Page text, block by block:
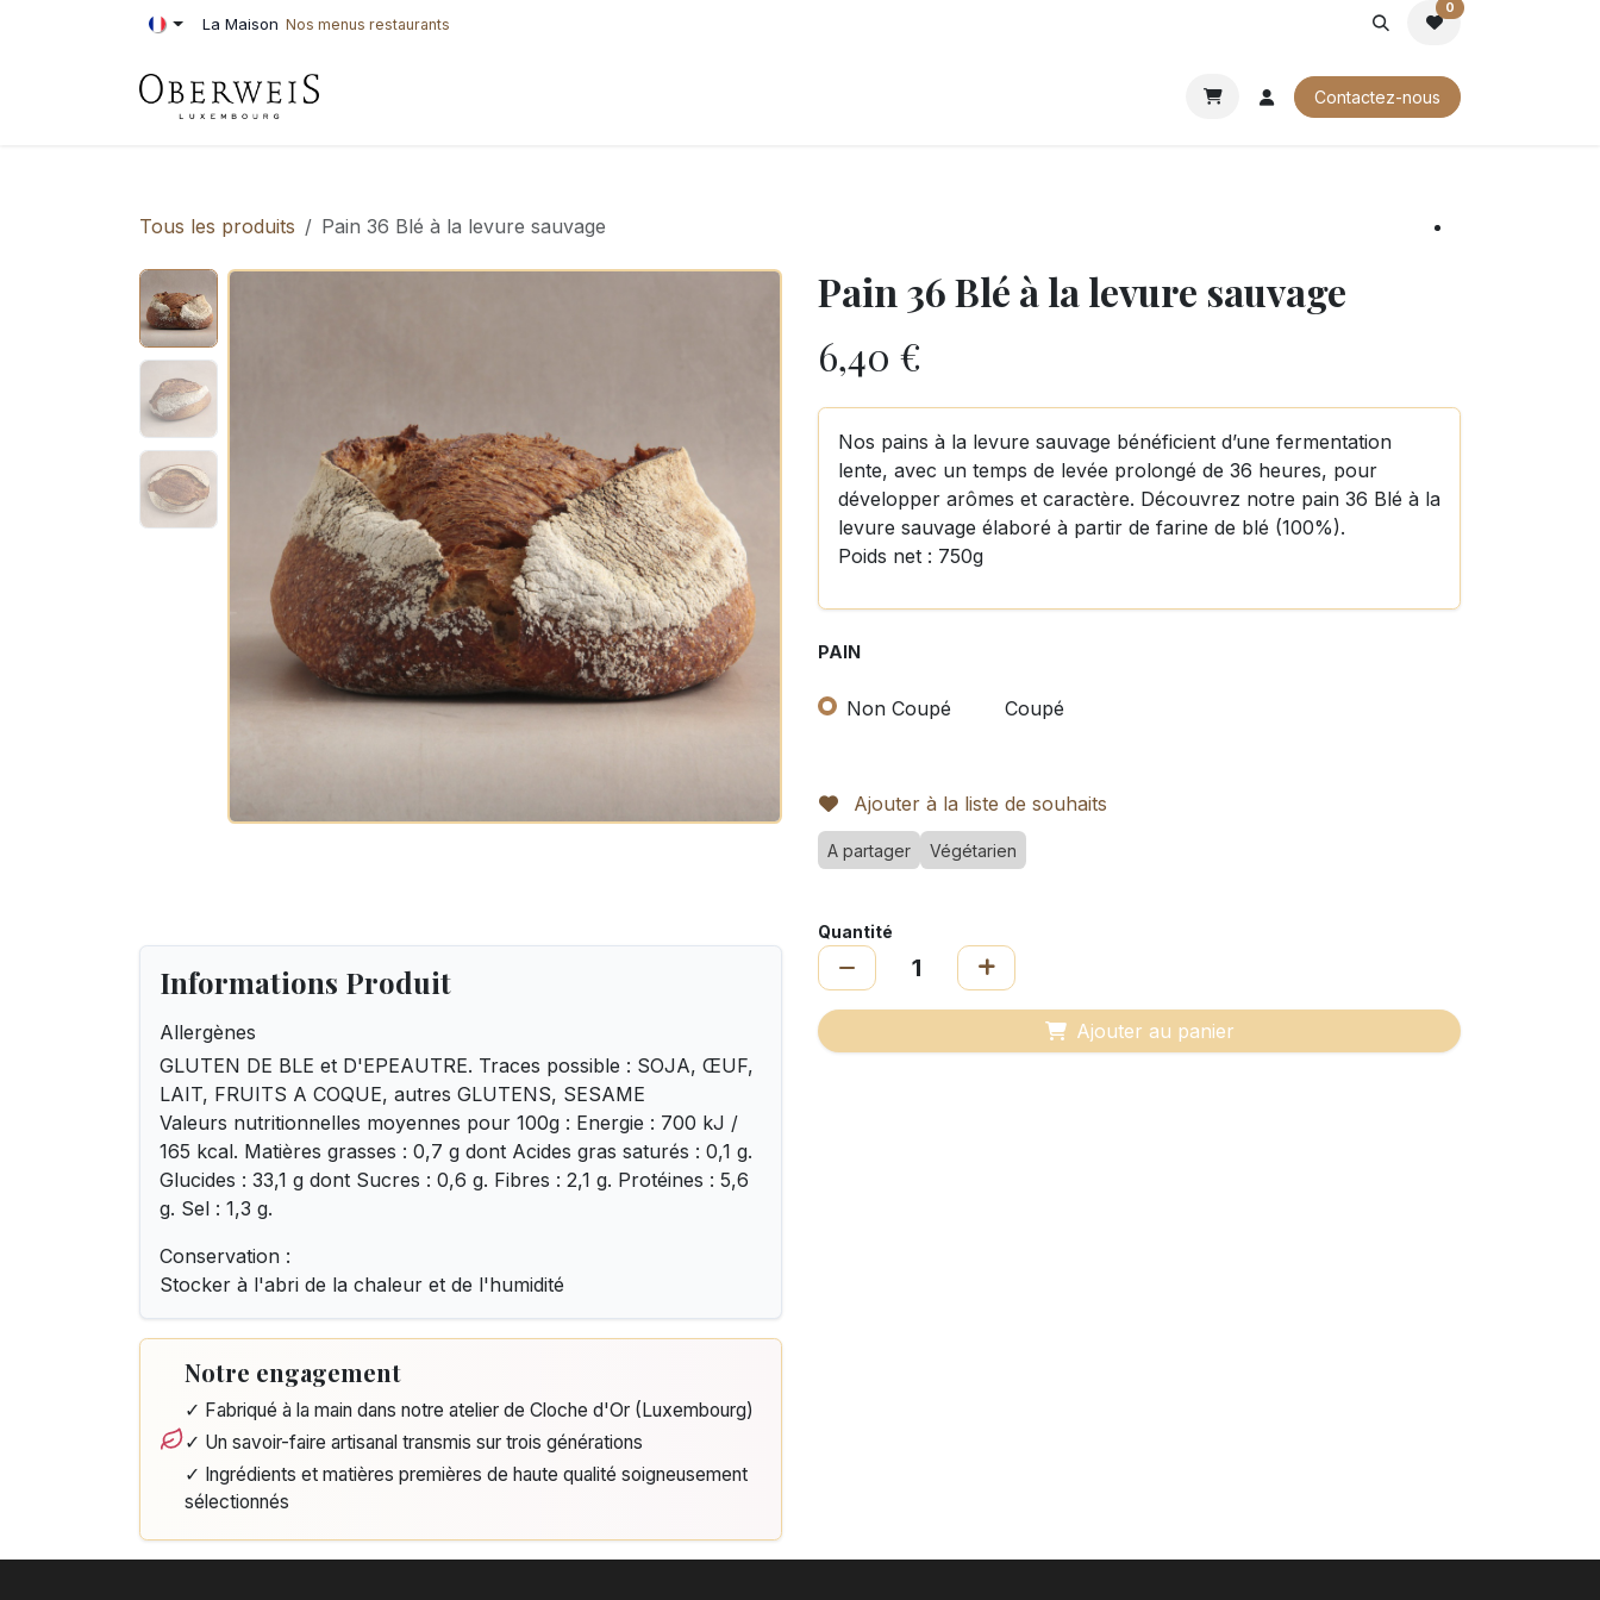
Se rendre au contenu La Maison Nos menus restaurants
0
Contactez-nous
Tous les produits Pain 36 Blé à la levure sauvage
Pain 36 Blé à la levure sauvage
6,40 €
Nos pains à la levure sauvage bénéficient d’une fermentation
lente, avec un temps de levée prolongé de 36 heures, pour
développer arômes et caractère. Découvrez notre pain 36 Blé à la
levure sauvage élaboré à partir de farine de blé (100%).
Poids net : 750g
PAIN
Non Coupé Coupé
Ajouter à la liste de souhaits
A partager Végétarien
Informations Produit
Allergènes
GLUTEN DE BLE et D'EPEAUTRE. Traces possible : SOJA, ŒUF,
LAIT, FRUITS A COQUE, autres GLUTENS, SESAME
Valeurs nutritionnelles moyennes pour 100g : Energie : 700 kJ /
165 kcal. Matières grasses : 0,7 g dont Acides gras saturés : 0,1 g.
Glucides : 33,1 g dont Sucres : 0,6 g. Fibres : 2,1 g. Protéines : 5,6
g. Sel : 1,3 g.
Conservation :
Stocker à l'abri de la chaleur et de l'humidité
Notre engagement
✓ Fabriqué à la main dans notre atelier de Cloche d'Or (Luxembourg)
✓ Un savoir-faire artisanal transmis sur trois générations
✓ Ingrédients et matières premières de haute qualité soigneusement
sélectionnés
Quantité
Ajouter au panier